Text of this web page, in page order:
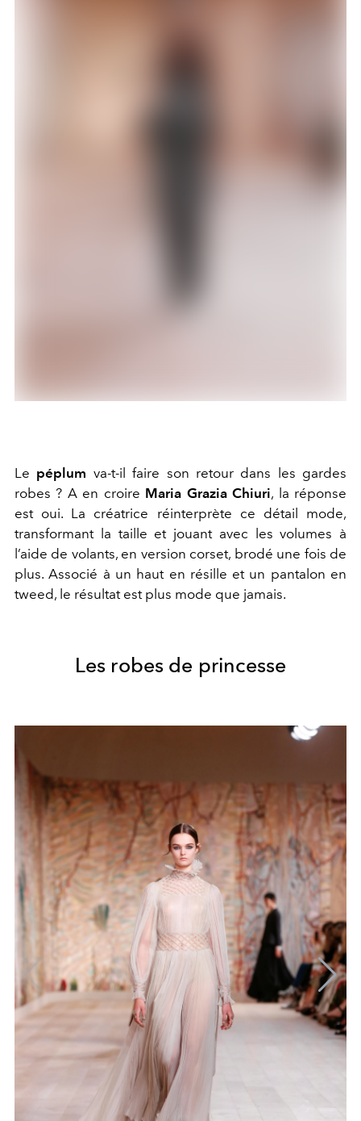
Le péplum va-t-il faire son retour dans les gardes
robes ? A en croire Maria Grazia Chiuri, la réponse
est oui. La créatrice réinterprète ce détail mode,
transformant la taille et jouant avec les volumes à
l’aide de volants, en version corset, brodé une fois de
plus. Associé à un haut en résille et un pantalon en
tweed, le résultat est plus mode que jamais.
Les robes de princesse